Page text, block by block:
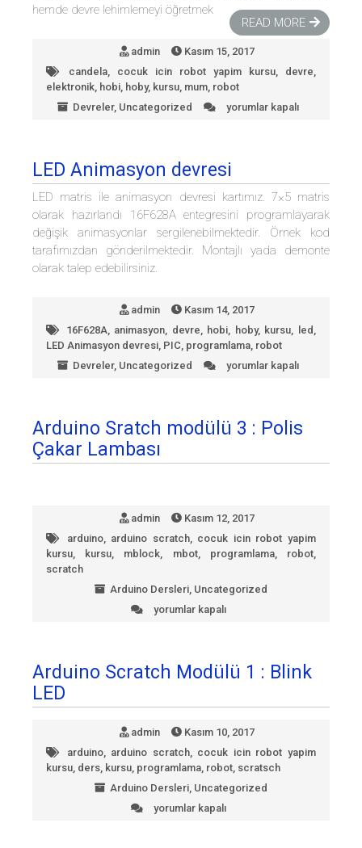
hemde devre lehimlemeyi öğretmek
READ MORE
admin
Kasım 15, 2017
candela, cocuk icin robot yapim kursu, devre,
elektronik, hobi, hoby, kursu, mum, robot
Devreler, Uncategorized
Elektronik
yorumlar kapalı
LED Animasyon devresi
LED matris ile animasyon devresi kartımız. 7×5 matris
olarak hazırlandı 16F628A entegresini programlayarak
değişik animasyonlar sergilenebilmektedir. Örnek kod
tarafımızdan gönderilmektedir. Montajlı yada demonte
olarak talep edebilirsiniz.
admin
Kasım 14, 2017
16F628A, animasyon, devre, hobi, hoby, kursu, led ,
LED Animasyon devresi, PIC, programlama, robot
Devreler, Uncategorized
LED
yorumlar kapalı
Arduino Sratch modülü 3 : Polis
Çakar Lambası
admin
Kasım 12, 2017
arduino, arduino scratch, cocuk icin robot yapim
kursu, kursu, mblock, mbot, programlama, robot,
scratch
Arduino Dersleri, Uncategorized
Arduino
:
Çakar
için
yorumlar kapalı
Arduino Scratch Modülü 1 : Blink
LED
admin
Kasım 10, 2017
arduino, arduino scratch, cocuk icin robot yapim
kursu, ders, kursu, programlama, robot, scratsch
Arduino Dersleri, Uncategorized
Arduino
yorumlar kapalı